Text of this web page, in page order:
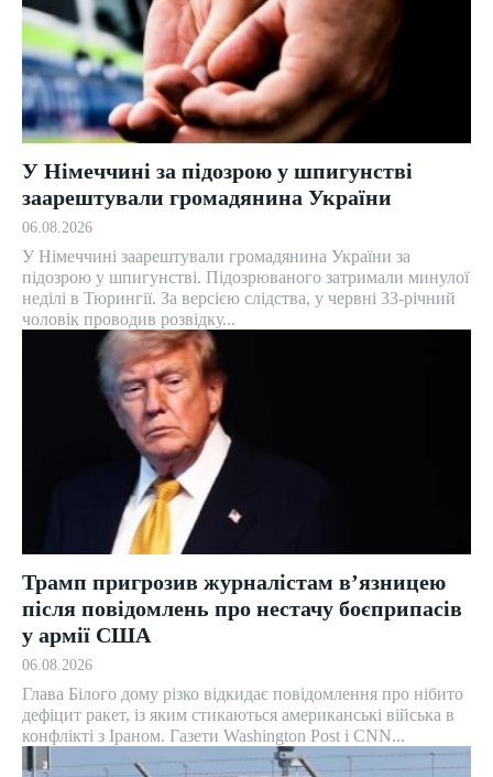
У Німеччині за підозрою у шпигунстві
заарештували громадянина України
06.08.2026
У Німеччині заарештували громадянина України за
підозрою у шпигунстві. Підозрюваного затримали минулої
неділі в Тюрингії. За версією слідства, у червні 33-річний
чоловік проводив розвідку...
Трамп пригрозив журналістам в’язницею
після повідомлень про нестачу боєприпасів
у армії США
06.08.2026
Глава Білого дому різко відкидає повідомлення про нібито
дефіцит ракет, із яким стикаються американські війська в
конфлікті з Іраном. Газети Washington Post і CNN...